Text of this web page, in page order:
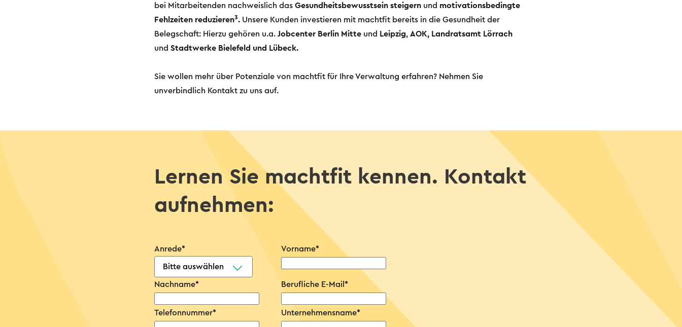
bei Mitarbeitenden nachweislich das Gesundheitsbewusstsein steigern und motivationsbedingte
Fehlzeiten reduzieren3. Unsere Kunden investieren mit machtfit bereits in die Gesundheit der
Belegschaft: Hierzu gehören u.a. Jobcenter Berlin Mitte und Leipzig, AOK, Landratsamt Lörrach
und Stadtwerke Bielefeld und Lübeck.
Sie wollen mehr über Potenziale von machtfit für Ihre Verwaltung erfahren? Nehmen Sie
unverbindlich Kontakt zu uns auf.
Lernen Sie machtfit kennen. Kontakt
aufnehmen:
Anrede* Vorname*
Nachname* Berufliche E-Mail *
Telefonnummer* Unternehmensname*